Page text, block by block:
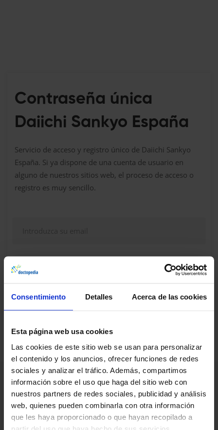
Consentimiento Detalles Acerca de las cookies
Esta página web usa cookies
Las cookies de este sitio web se usan para personalizar
el contenido y los anuncios, ofrecer funciones de redes
sociales y analizar el tráfico. Además, compartimos
información sobre el uso que haga del sitio web con
nuestros partners de redes sociales, publicidad y análisis
web, quienes pueden combinarla con otra información
que les haya proporcionado o que hayan recopilado a
partir del uso que haya hecho de sus servicios.
Contraseña única
Daiichi Sankyo España
Servicio de acceso y registro único de Daiichi Sankyo
España. Si ya dispone de una cuenta de usuario en
alguno de nuestros sitios web, el proceso de acceso o
registro es muy sencillo.
¿Dudas, problemas? Consulte nuestra sección de
Preguntas frecuentes